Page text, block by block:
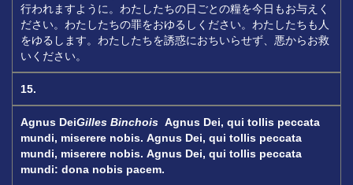
行われますように。わたしたちの日ごとの糧を今日もお与えく
ださい。わたしたちの罪をおゆるしください。わたしたちも人
をゆるします。わたしたちを誘惑におちいらせず、悪からお救
いください。
15.
Agnus DeiGilles Binchois Agnus Dei, qui tollis peccata
mundi, miserere nobis. Agnus Dei, qui tollis peccata
mundi, miserere nobis. Agnus Dei, qui tollis peccata
mundi: dona nobis pacem.